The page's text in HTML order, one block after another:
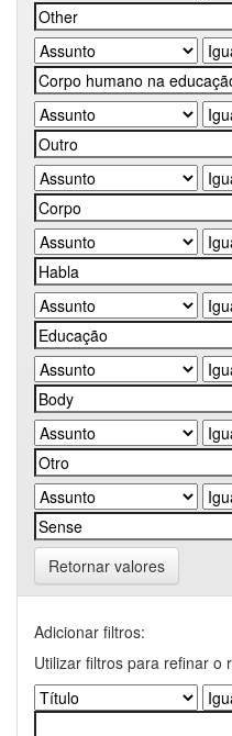
Retornar valores
Adicionar filtros:
Utilizar filtros para refinar o